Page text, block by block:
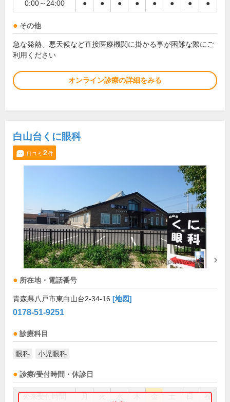
0:00～24:00 ● ● ● ● ● ● ● ●
その他
急な発熱、悪天候など直接医療機関に掛かる事が困難な際にご
利用ください
オンライン診療の詳細をみる
白山台くに眼科
口コミ 2件
所在地・電話番号
青森県八戸市東白山台2-34-16 [地図]
0178-51-9251
診療科目
眼科 小児眼科
診療/受付時間・休診日
祝